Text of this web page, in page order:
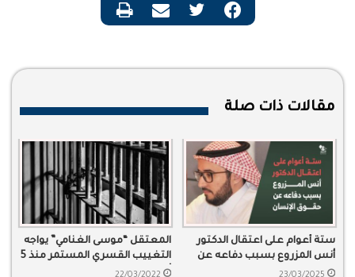
مقالات ذات صلة
ستة أعوام على اعتقال الدكتور
أنس المزروع بسبب دفاعه عن
حقوق الإنسان
المعتقل “موسى الغنامي” يواجه
التغييب القسري المستمر منذ 5
أعوام